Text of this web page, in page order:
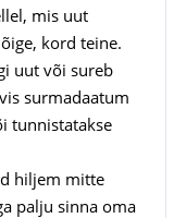
mis uut
kord teine.
uut või sureb
surmadaatum
tunnistatakse
hiljem mitte
palju sinna oma